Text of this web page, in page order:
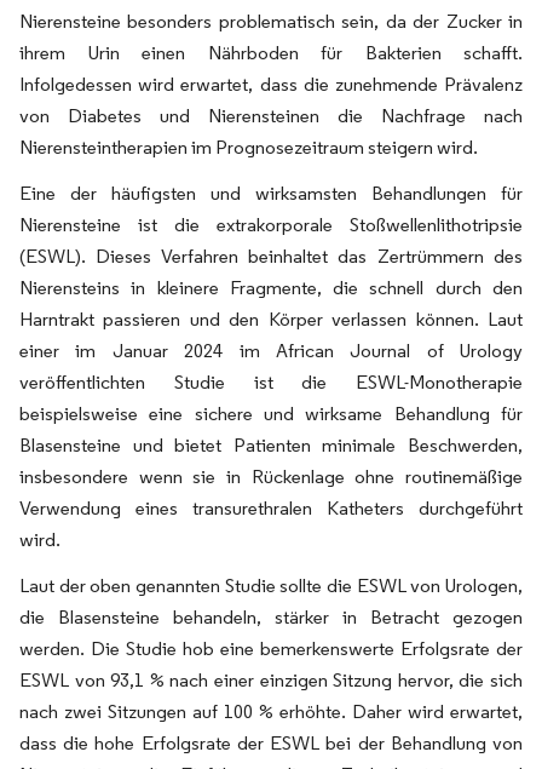
Nierensteine besonders problematisch sein, da der Zucker in
ihrem Urin einen Nährboden für Bakterien schafft.
Infolgedessen wird erwartet, dass die zunehmende Prävalenz
von Diabetes und Nierensteinen die Nachfrage nach
Nierensteintherapien im Prognosezeitraum steigern wird.
Eine der häufigsten und wirksamsten Behandlungen für
Nierensteine ist die extrakorporale Stoßwellenlithotripsie
(ESWL). Dieses Verfahren beinhaltet das Zertrümmern des
Nierensteins in kleinere Fragmente, die schnell durch den
Harntrakt passieren und den Körper verlassen können. Laut
einer im Januar 2024 im African Journal of Urology
veröffentlichten Studie ist die ESWL-Monotherapie
beispielsweise eine sichere und wirksame Behandlung für
Blasensteine und bietet Patienten minimale Beschwerden,
insbesondere wenn sie in Rückenlage ohne routinemäßige
Verwendung eines transurethralen Katheters durchgeführt
wird.
Laut der oben genannten Studie sollte die ESWL von Urologen,
die Blasensteine behandeln, stärker in Betracht gezogen
werden. Die Studie hob eine bemerkenswerte Erfolgsrate der
ESWL von 93,1 % nach einer einzigen Sitzung hervor, die sich
nach zwei Sitzungen auf 100 % erhöhte. Daher wird erwartet,
dass die hohe Erfolgsrate der ESWL bei der Behandlung von